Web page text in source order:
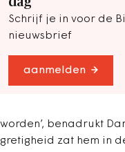
Schrijf je in voor de
nieuwsbrief
aanmelden
worden’, benadrukt
gretigheid zat hem in